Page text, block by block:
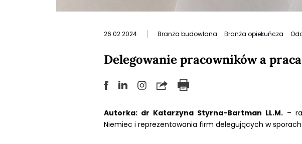
26.02.2024 | Branża budowlana Branża opiekuńcza
Delegowanie pracowników a
Autorka: dr Katarzyna Styrna-Bartman LL.M.–
Niemiec i reprezentowania firm delegujących w